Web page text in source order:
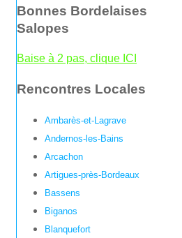
Bonnes Bordelaises
Salopes
Baise à 2 pas, clique ICI
Rencontres Locales
Ambarès-et-Lagrave
Andernos-les-Bains
Arcachon
Artigues-près-Bordeaux
Bassens
Biganos
Blanquefort